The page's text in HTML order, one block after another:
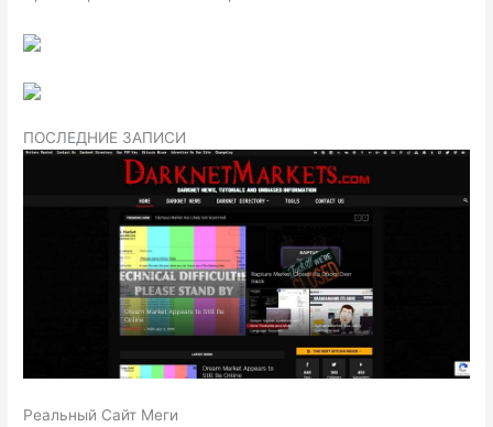
ПОСЛЕДНИЕ ЗАПИСИ
Реальный Сайт Меги